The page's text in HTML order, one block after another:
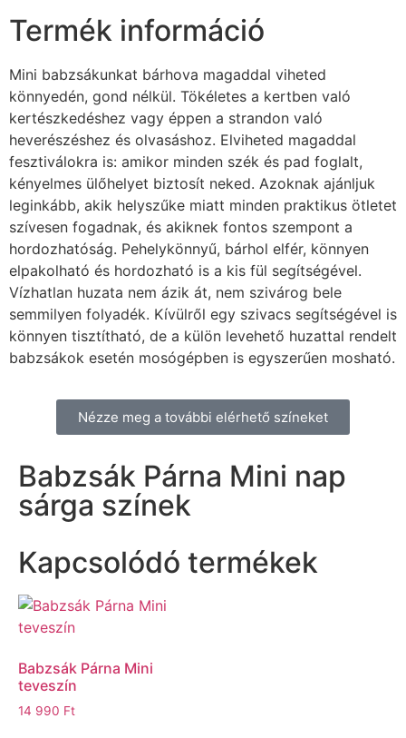
Termék információ
Mini babzsákunkat bárhova magaddal viheted
könnyedén, gond nélkül. Tökéletes a kertben való
kertészkedéshez vagy éppen a strandon való
heverészéshez és olvasáshoz. Elviheted magaddal
fesztiválokra is: amikor minden szék és pad foglalt,
kényelmes ülőhelyet biztosít neked. Azoknak ajánljuk
leginkább, akik helyszűke miatt minden praktikus ötletet
szívesen fogadnak, és akiknek fontos szempont a
hordozhatóság. Pehelykönnyű, bárhol elfér, könnyen
elpakolható és hordozható is a kis fül segítségével.
Vízhatlan huzata nem ázik át, nem szivárog bele
semmilyen folyadék. Kívülről egy szivacs segítségével is
könnyen tisztítható, de a külön levehető huzattal rendelt
babzsákok esetén mosógépben is egyszerűen mosható.
Nézze meg a további elérhető színeket
Babzsák Párna Mini nap
sárga színek
Kapcsolódó termékek
Babzsák Párna Mini
teveszín
14 990 Ft